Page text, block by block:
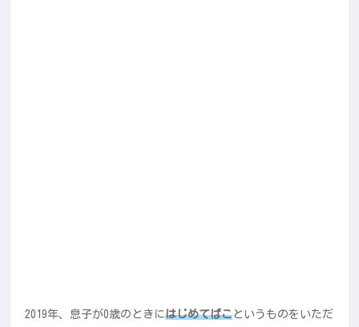
2019年、息子が0歳のときにはじめてばこというものをいただ